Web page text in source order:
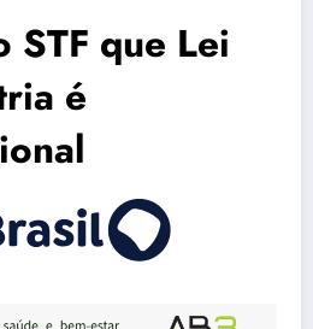
STF que Lei
é